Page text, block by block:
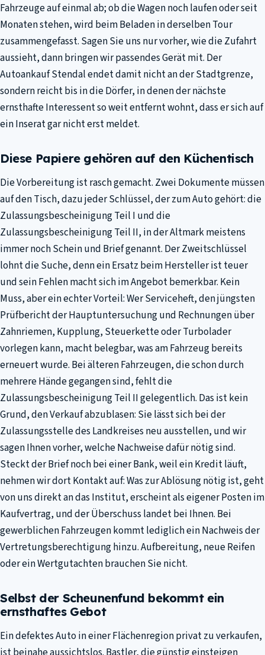
Fahrzeuge auf einmal ab; ob die Wagen noch laufen oder seit
Monaten stehen, wird beim Beladen in derselben Tour
zusammengefasst. Sagen Sie uns nur vorher, wie die Zufahrt
aussieht, dann bringen wir passendes Gerät mit. Der
Autoankauf Stendal endet damit nicht an der Stadtgrenze,
sondern reicht bis in die Dörfer, in denen der nächste
ernsthafte Interessent so weit entfernt wohnt, dass er sich auf
ein Inserat gar nicht erst meldet.
Diese Papiere gehören auf den Küchentisch
Die Vorbereitung ist rasch gemacht. Zwei Dokumente müssen
auf den Tisch, dazu jeder Schlüssel, der zum Auto gehört: die
Zulassungsbescheinigung Teil I und die
Zulassungsbescheinigung Teil II, in der Altmark meistens
immer noch Schein und Brief genannt. Der Zweitschlüssel
lohnt die Suche, denn ein Ersatz beim Hersteller ist teuer
und sein Fehlen macht sich im Angebot bemerkbar. Kein
Muss, aber ein echter Vorteil: Wer Serviceheft, den jüngsten
Prüfbericht der Hauptuntersuchung und Rechnungen über
Zahnriemen, Kupplung, Steuerkette oder Turbolader
vorlegen kann, macht belegbar, was am Fahrzeug bereits
erneuert wurde. Bei älteren Fahrzeugen, die schon durch
mehrere Hände gegangen sind, fehlt die
Zulassungsbescheinigung Teil II gelegentlich. Das ist kein
Grund, den Verkauf abzublasen: Sie lässt sich bei der
Zulassungsstelle des Landkreises neu ausstellen, und wir
sagen Ihnen vorher, welche Nachweise dafür nötig sind.
Steckt der Brief noch bei einer Bank, weil ein Kredit läuft,
nehmen wir dort Kontakt auf: Was zur Ablösung nötig ist, geht
von uns direkt an das Institut, erscheint als eigener Posten im
Kaufvertrag, und der Überschuss landet bei Ihnen. Bei
gewerblichen Fahrzeugen kommt lediglich ein Nachweis der
Vertretungsberechtigung hinzu. Aufbereitung, neue Reifen
oder ein Wertgutachten brauchen Sie nicht.
Selbst der Scheunenfund bekommt ein
ernsthaftes Gebot
Ein defektes Auto in einer Flächenregion privat zu verkaufen,